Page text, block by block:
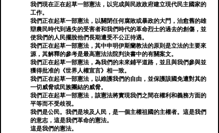
我們現在正在起草一部憲法，以完成與民政政府建立現代民主國家的
工作。
我們正在起草一部憲法，以關閉任何腐敗或暴政的大門，治愈舊的雄
辯農民時代到過失的受害者和我們時代的革命烈士的過去的創傷，並
使我們的人民擺脫他們長期遭受不公正待遇。
我們正在起草一部憲法，其中申明伊斯蘭教法的原則是立法的主要來
源，其解釋的參考是最高憲法法院判決書中的有關案文。
我們正在起草一部憲法，為我們的未來鋪平道路，並且與我們參與並
獲得批准的《世界人權宣言》相一致。
我們正在起草一部憲法，以維護我們的自由，並保護該國免遭對其的
一切威脅或民族團結的威脅。
我們正在起草一部憲法，該憲法將實現我們之間在權利和義務方面的
平等而不受歧視。
我們是公民。我們是埃及人民，是一個主權祖國的主權者。這是我們
的意志，這是我們革命的憲法。
這是我們的憲法。